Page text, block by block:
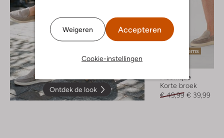
Weigeren Accepteren
Cookie-instellingen
Ontdek de look
Laatste items
Matinique
Korte broek
€ 49,99 € 39,99